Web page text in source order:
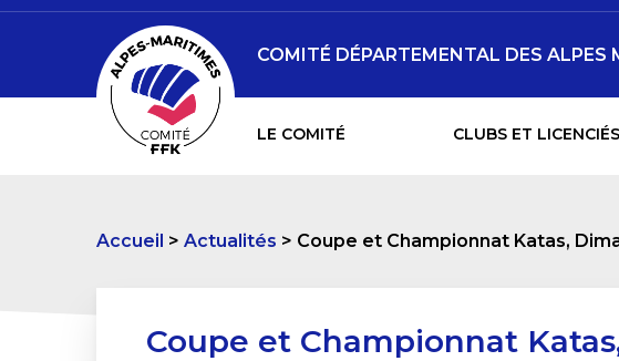
LE COMITÉ CLUBS ET LICENCIÉS
COMITÉ DÉPARTEMENTAL DES ALPES
Accueil Actualités Coupe et Championnat Katas,
Coupe et Championnat